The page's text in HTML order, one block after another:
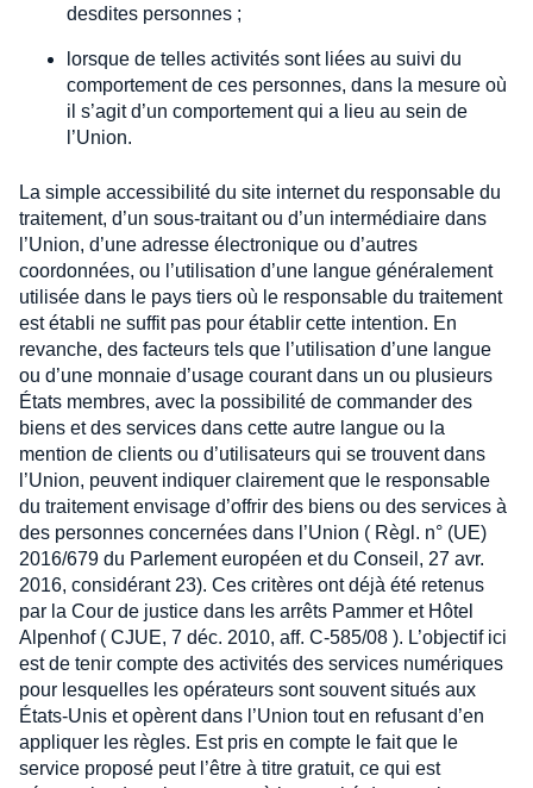
desdites personnes ;
lorsque de telles activités sont liées au suivi du
comportement de ces personnes, dans la mesure où
il s’agit d’un comportement qui a lieu au sein de
l’Union.
La simple accessibilité du site internet du responsable du
traitement, d’un sous-traitant ou d’un intermédiaire dans
l’Union, d’une adresse électronique ou d’autres
coordonnées, ou l’utilisation d’une langue généralement
utilisée dans le pays tiers où le responsable du traitement
est établi ne suffit pas pour établir cette intention. En
revanche, des facteurs tels que l’utilisation d’une langue
ou d’une monnaie d’usage courant dans un ou plusieurs
États membres, avec la possibilité de commander des
biens et des services dans cette autre langue ou la
mention de clients ou d’utilisateurs qui se trouvent dans
l’Union, peuvent indiquer clairement que le responsable
du traitement envisage d’offrir des biens ou des services à
des personnes concernées dans l’Union ( Règl. n° (UE)
2016/679 du Parlement européen et du Conseil, 27 avr.
2016, considérant 23). Ces critères ont déjà été retenus
par la Cour de justice dans les arrêts Pammer et Hôtel
Alpenhof ( CJUE, 7 déc. 2010, aff. C-585/08 ). L’objectif ici
est de tenir compte des activités des services numériques
pour lesquelles les opérateurs sont souvent situés aux
États-Unis et opèrent dans l’Union tout en refusant d’en
appliquer les règles. Est pris en compte le fait que le
service proposé peut l’être à titre gratuit, ce qui est